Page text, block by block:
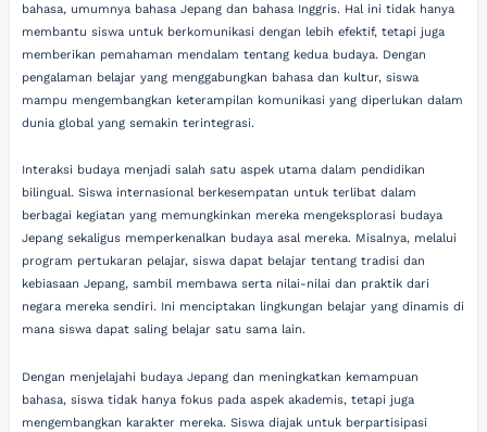
bahasa, umumnya bahasa Jepang dan bahasa Inggris. Hal ini tidak hanya
membantu siswa untuk berkomunikasi dengan lebih efektif, tetapi juga
memberikan pemahaman mendalam tentang kedua budaya. Dengan
pengalaman belajar yang menggabungkan bahasa dan kultur, siswa
mampu mengembangkan keterampilan komunikasi yang diperlukan dalam
dunia global yang semakin terintegrasi.
Interaksi budaya menjadi salah satu aspek utama dalam pendidikan
bilingual. Siswa internasional berkesempatan untuk terlibat dalam
berbagai kegiatan yang memungkinkan mereka mengeksplorasi budaya
Jepang sekaligus memperkenalkan budaya asal mereka. Misalnya, melalui
program pertukaran pelajar, siswa dapat belajar tentang tradisi dan
kebiasaan Jepang, sambil membawa serta nilai-nilai dan praktik dari
negara mereka sendiri. Ini menciptakan lingkungan belajar yang dinamis di
mana siswa dapat saling belajar satu sama lain.
Dengan menjelajahi budaya Jepang dan meningkatkan kemampuan
bahasa, siswa tidak hanya fokus pada aspek akademis, tetapi juga
mengembangkan karakter mereka. Siswa diajak untuk berpartisipasi